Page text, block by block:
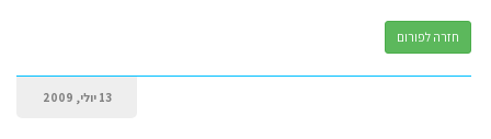
חזרה לפורום
13 יולי, 2009